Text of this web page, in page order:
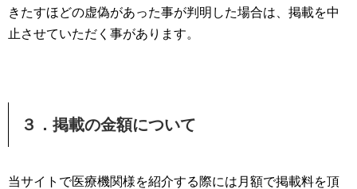
きたすほどの虚偽があった事が判明した場合は、掲載を中
止させていただく事があります。
３．掲載の金額について
当サイトで医療機関様を紹介する際には月額で掲載料を頂